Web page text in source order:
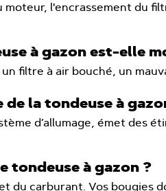
l'encrassement du
à gazon est-elle
filtre à air bouché, un
la tondeuse à
d’allumage, émet des
tondeuse à gazon ?
du carburant. Vos bougies